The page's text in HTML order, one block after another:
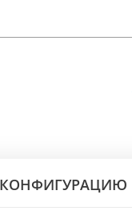
КОНФИГУРАЦИЮ